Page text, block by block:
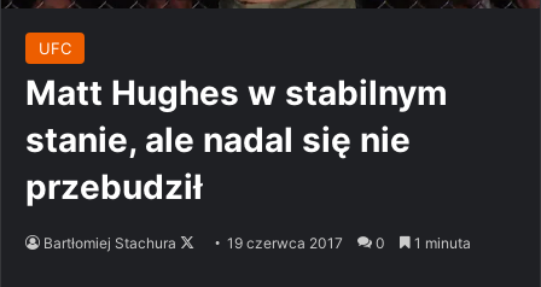
UFC
Matt Hughes w stabilnym
stanie, ale nadal się nie
przebudził
Bartłomiej Stachura
Follow19 czerwca 2017 0 1 minuta